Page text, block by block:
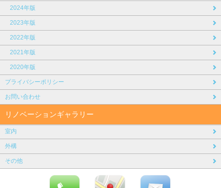
2024年版
2023年版
2022年版
2021年版
2020年版
プライバシーポリシー
お問い合わせ
リノベーションギャラリー
室内
外構
その他